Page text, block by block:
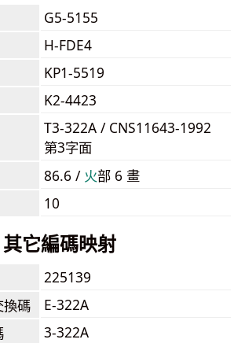
G5-5155
H-FDE4
KP1-5519
K2-4423
T3-322A / CNS11643-1992
第3字面
86.6 / ⽕部 6 畫
10
它編碼映射
225139
換碼
E-322A
3-322A